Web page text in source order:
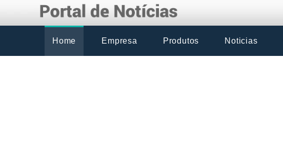
Home Empresa Produtos Noticias